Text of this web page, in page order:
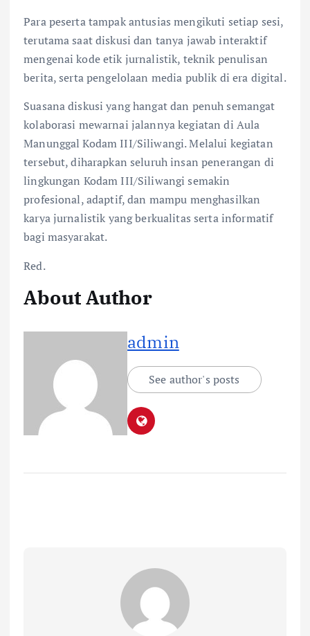
Para peserta tampak antusias mengikuti setiap sesi,
terutama saat diskusi dan tanya jawab interaktif
mengenai kode etik jurnalistik, teknik penulisan
berita, serta pengelolaan media publik di era digital.
Suasana diskusi yang hangat dan penuh semangat
kolaborasi mewarnai jalannya kegiatan di Aula
Manunggal Kodam III/Siliwangi. Melalui kegiatan
tersebut, diharapkan seluruh insan penerangan di
lingkungan Kodam III/Siliwangi semakin
profesional, adaptif, dan mampu menghasilkan
karya jurnalistik yang berkualitas serta informatif
bagi masyarakat.
Red.
About Author
admin
See author's posts